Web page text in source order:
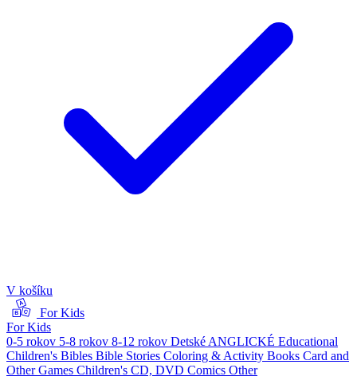
V košíku
For Kids
For Kids
0-5 rokov 5-8 rokov 8-12 rokov Detské ANGLICKÉ Educational
Children's Bibles Bible Stories Coloring & Activity Books Card and
Other Games Children's CD, DVD Comics Other